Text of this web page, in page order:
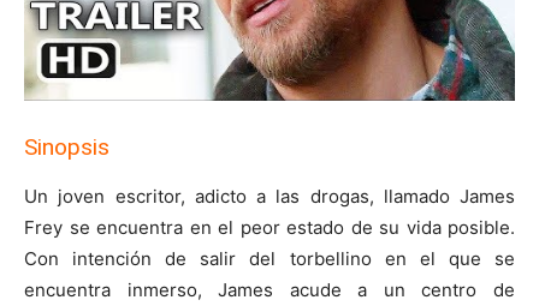
Sinopsis
Un joven escritor, adicto a las drogas, llamado James
Frey se encuentra en el peor estado de su vida posible.
Con intención de salir del torbellino en el que se
encuentra inmerso, James acude a un centro de